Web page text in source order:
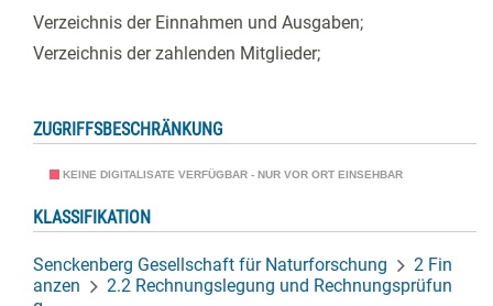
Verzeichnis der Einnahmen und Ausgaben;
Verzeichnis der zahlenden Mitglieder;
ZUGRIFFSBESCHRÄNKUNG
KEINE DIGITALISATE VERFÜGBAR - NUR VOR ORT EINSEHBAR
KLASSIFIKATION
Senckenberg Gesellschaft für Naturforschung
2 Fin
anzen
2.2 Rechnungslegung und Rechnungsprüfun